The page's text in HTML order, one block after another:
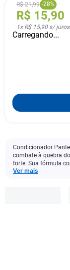
R$ 21,99 -28%
R$ 15,90
1x R$ 15,90s/ juros
Carregando...
Condicionador
combate à quebra
forte. Sua fórmula
Ver mais